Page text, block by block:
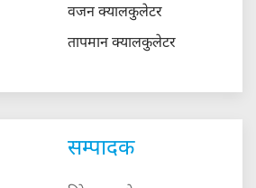
वजन क्यालकुलेटर
तापमान क्यालकुलेटर
सम्पादक